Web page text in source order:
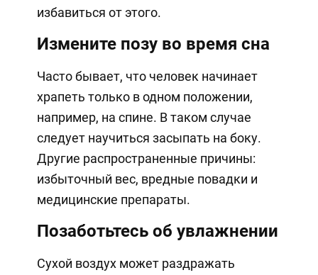
избавиться от этого.
Измените позу во время сна
Часто бывает, что человек начинает
храпеть только в одном положении,
например, на спине. В таком случае
следует научиться засыпать на боку.
Другие распространенные причины:
избыточный вес, вредные повадки и
медицинские препараты.
Позаботьтесь об увлажнении
Сухой воздух может раздражать